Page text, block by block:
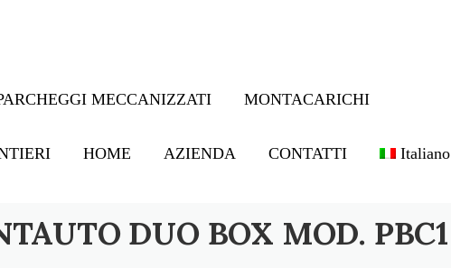
MECCANIZZATI MONTACARICHI
HOME AZIENDA CONTATTI Italiano
DUO BOX MOD. PBC1